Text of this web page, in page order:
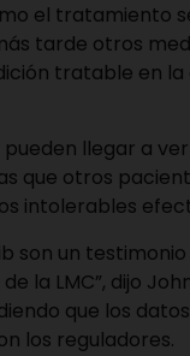
el tratamiento
tarde otros
tratable en
llegar a
que otros
intolerables
son un
la LMC”, dijo
que los
los reguladores.